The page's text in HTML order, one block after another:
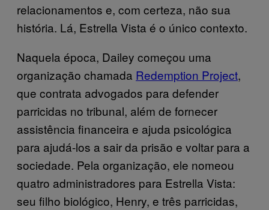
relacionamentos e, com certeza, não sua
história. Lá, Estrella Vista é o único contexto.
Naquela época, Dailey começou uma
organização chamada Redemption Project,
que contrata advogados para defender
parricidas no tribunal, além de fornecer
assistência financeira e ajuda psicológica
para ajudá-los a sair da prisão e voltar para a
sociedade. Pela organização, ele nomeou
quatro administradores para Estrella Vista:
seu filho biológico, Henry, e três parricidas,